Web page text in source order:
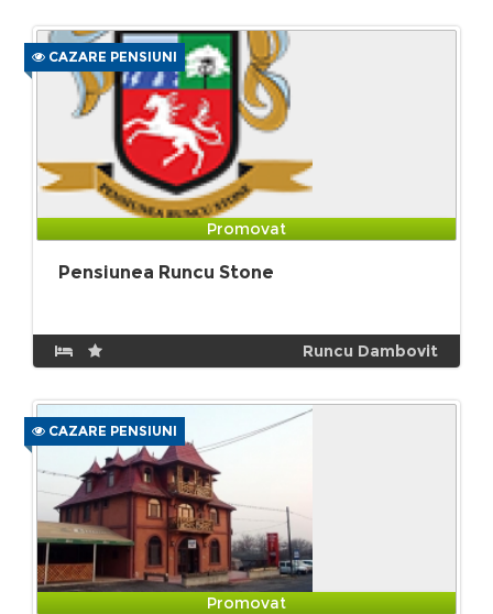
CAZARE PENSIUNI
Promovat
Pensiunea Runcu Stone
Runcu Dambovit
CAZARE PENSIUNI
Promovat